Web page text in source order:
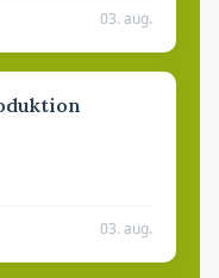
03. aug.
03. aug.